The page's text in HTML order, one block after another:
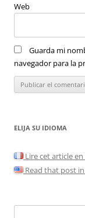
Web
Guarda mi
navegador para la
ELIJA SU IDIOMA
Lire cet article en
Read that post in